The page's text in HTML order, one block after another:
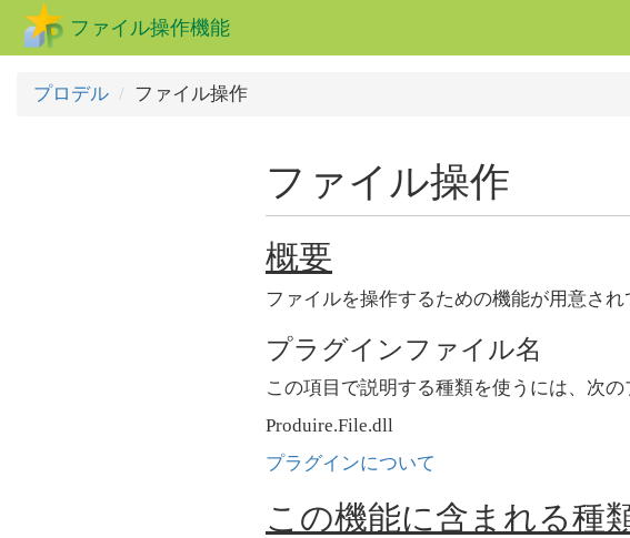
ファイル操作機能
プロデル ファイル操作
ファイル操作
概要
ファイルを操作するための機能が用意され
プラグインファイル名
この項目で説明する種類を使うには、次の
Produire.File.dll
プラグインについて
この機能に含まれる種